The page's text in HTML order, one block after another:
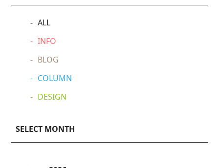
ALL
INFO
BLOG
COLUMN
DESIGN
SELECT MONTH